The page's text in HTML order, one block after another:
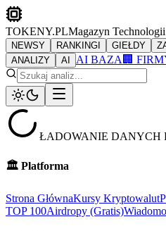
TOKENY.PLMagazyn Technologii
NEWSY RANKINGI GIEŁDY
ANALIZY
AI AI BAZA 🏢
ŁADOWANIE DANYCH
🏛️ Platforma
Strona GłównaKursy Kryptowalut
TOP 100Airdropy (Gratis)